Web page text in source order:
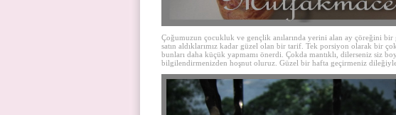
Çoğumuzun çocukluk ve gençlik anılarında yerini alan ay çöreğini
satın aldıklarımız kadar güzel olan bir tarif. Tek porsiyon olarak bir
bunları daha küçük yapmamı önerdi. Çokda mantıklı, dilerseniz siz
bilgilendirmenizden hoşnut oluruz. Güzel bir hafta geçirmeniz